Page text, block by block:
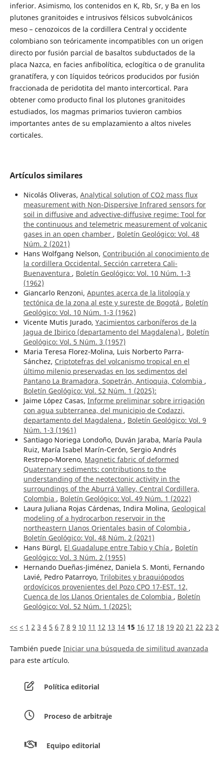
inferior. Asimismo, los contenidos en K, Rb, Sr, y Ba en los
plutones granitoides e intrusivos félsicos subvolcánicos
meso – cenozoicos de la cordillera Central y occidente
colombiano son teóricamente incompatibles con un origen
directo por fusión parcial de basaltos subductados de la
placa Nazca, en facies anfibolítica, eclogítica o de granulita
granatífera, y con Iíquidos teóricos producidos por fusión
fraccionada de peridotita del manto intercortical. Para
obtener como producto final los plutones granitoides
estudiados, los magmas primarios tuvieron cambios
importantes antes de su emplazamiento a altos niveles
corticales.
Artículos similares
Nicolás Oliveras, Analytical solution of CO2 mass flux
measurement with Non-Dispersive Infrared sensors for
soil in diffusive and advective-diffusive regime: Tool for
the continuous and telemetric measurement of volcanic
gases in an open chamber , Boletín Geológico: Vol. 48
Núm. 2 (2021)
Hans Wolfgang Nelson, Contribución al conocimiento de
la cordillera Occidental. Sección carretera Cali-
Buenaventura , Boletín Geológico: Vol. 10 Núm. 1-3
(1962)
Giancarlo Renzoni, Apuntes acerca de la litología y
tectónica de la zona al este y sureste de Bogotá , Boletín
Geológico: Vol. 10 Núm. 1-3 (1962)
Vicente Mutis Jurado, Yacimientos carboníferos de la
Jagua de Ibirico (departamento del Magdalena) , Boletín
Geológico: Vol. 5 Núm. 3 (1957)
Maria Teresa Florez-Molina, Luis Norberto Parra-
Sánchez, Criptotefras del volcanismo tropical en el
último milenio preservadas en los sedimentos del
Pantano La Bramadora, Sopetrán, Antioquia, Colombia ,
Boletín Geológico: Vol. 52 Núm. 1 (2025):
Jaime López Casas, Informe preliminar sobre irrigación
con agua subterranea, del municipio de Codazzi,
departamento del Magdalena , Boletín Geológico: Vol. 9
Núm. 1-3 (1961)
Santiago Noriega Londoño, Duván Jaraba, María Paula
Ruiz, María Isabel Marín-Cerón, Sergio Andrés
Restrepo-Moreno, Magnetic fabric of deformed
Quaternary sediments: contributions to the
understanding of the neotectonic activity in the
surroundings of the Aburrá Valley, Central Cordillera,
Colombia , Boletín Geológico: Vol. 49 Núm. 1 (2022)
Laura Juliana Rojas Cárdenas, Indira Molina, Geological
modeling of a hydrocarbon reservoir in the
northeastern Llanos Orientales basin of Colombia ,
Boletín Geológico: Vol. 48 Núm. 2 (2021)
Hans Bürgl, El Guadalupe entre Tabio y Chía , Boletín
Geológico: Vol. 3 Núm. 2 (1955)
Hernando Dueñas-Jiménez, Daniela S. Monti, Fernando
Lavié, Pedro Patarroyo, Trilobites y braquiópodos
ordovícicos provenientes del Pozo CPO 17-EST. 12,
Cuenca de los Llanos Orientales de Colombia , Boletín
Geológico: Vol. 52 Núm. 1 (2025):
<< < 1 2 3 4 5 6 7 8 9 10 11 12 13 14 15 16 17 18 19 20 21 22 23
También puede Iniciar una búsqueda de similitud avanzada
para este artículo.
Política editorial
Proceso de arbitraje
Equipo editorial